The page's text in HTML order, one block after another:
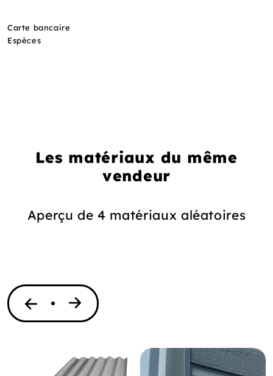
Carte bancaire
Espèces
Les matériaux du même
vendeur
Aperçu de 4 matériaux aléatoires